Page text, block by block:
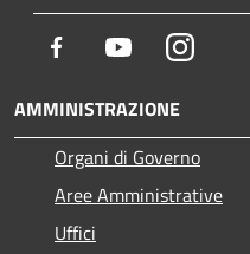
Facebook Youtube
AMMINISTRAZIONE
Organi di Governo
Aree Amministrative
Uffici